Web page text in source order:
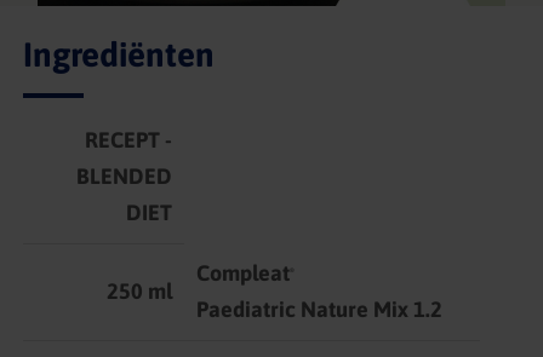
Ingrediënten
RECEPT -
BLENDED
DIET
250 ml
Compleat
Paediatric Nature Mix 1.2